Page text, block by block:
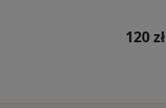
120 zł